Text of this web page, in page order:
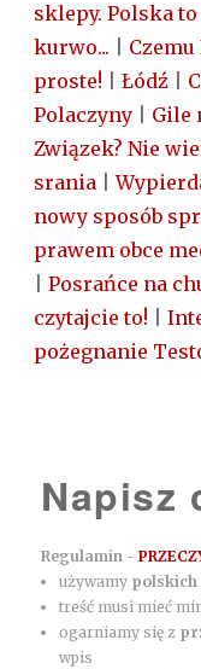
sklepy. Polska
kurwo...
Czemu
proste!
Łódź
Polaczyny
Gile
Związek? Nie
srania |
nowy sposób
prawem obce
Posrańce na
czytajcie to!
pożegnanie
Napisz
Regulamin -
używamy polskich
treść musi mieć
ogarniamy się z
wpis